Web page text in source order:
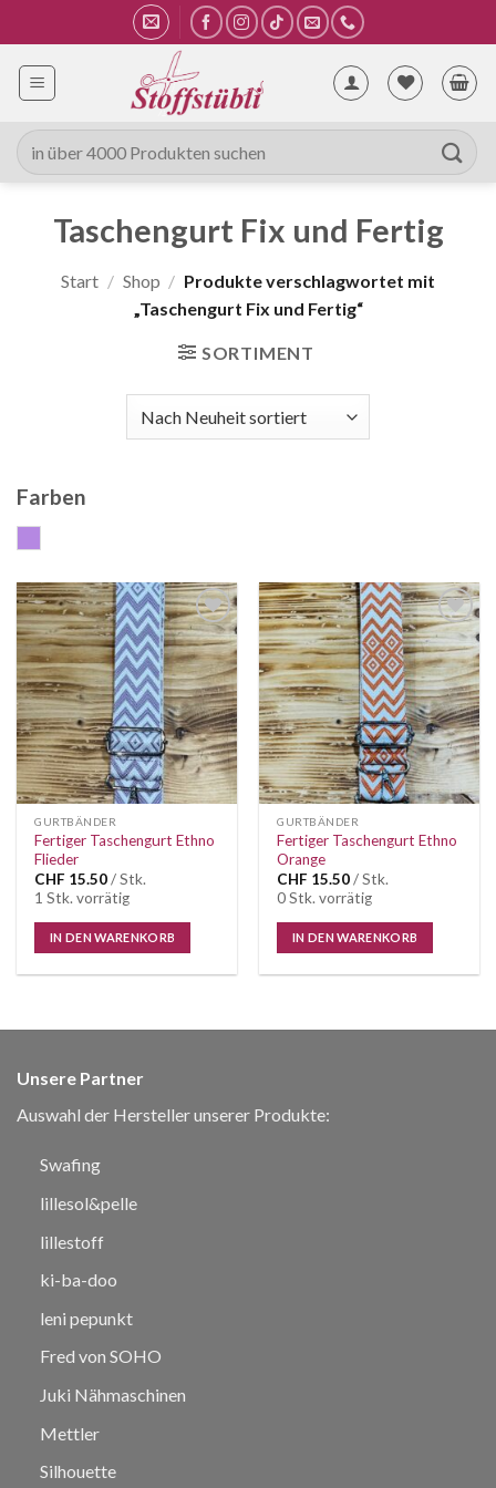
Inhalt
springen
Suche
nach:
Taschengurt Fix und Fertig
Start / Shop / Produkte verschlagwortet mit
„Taschengurt Fix und Fertig“
SORTIMENT
Farben
Auf die
Wunschliste
GURTBÄNDER
Fertiger Taschengurt Ethno
Flieder
CHF 15.50/ Stk.
1 Stk. vorrätig
IN DEN WARENKORB
Auf die
Wunschliste
GURTBÄNDER
Fertiger Taschengurt Ethno
Orange
CHF 15.50/ Stk.
0 Stk. vorrätig
IN DEN WARENKORB
Unsere Partner
Auswahl der Hersteller unserer Produkte:
Swafing
lillesol&pelle
lillestoff
ki-ba-doo
leni pepunkt
Fred von SOHO
Juki Nähmaschinen
Mettler
Silhouette